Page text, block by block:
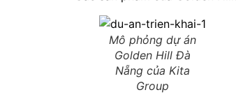
Mô phỏng dự án
Golden Hill Đà
Nẵng của Kita
Group